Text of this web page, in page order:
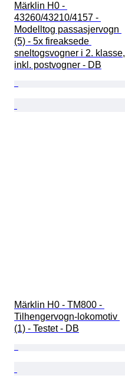
Märklin H0 -
43260/43210/4157 -
Modelltog passasjervogn
(5) - 5x fireaksede
sneltogsvogner i 2. klasse,
inkl. postvogner - DB
Märklin H0 - TM800 -
Tilhengervogn-lokomotiv
(1) - Testet - DB